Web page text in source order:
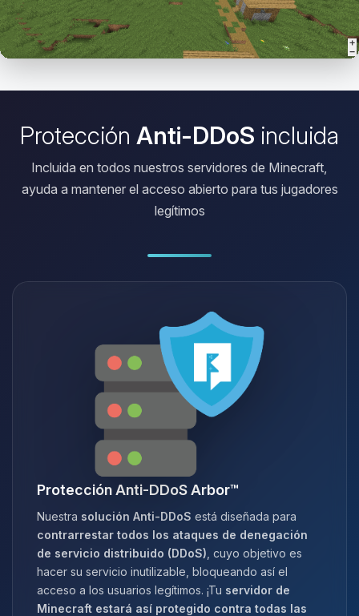
Protección Anti-DDoS incluida
Incluida en todos nuestros servidores de Minecraft,
ayuda a mantener el acceso abierto para tus jugadores
legítimos
Protección Anti-DDoS Arbor™
Nuestra solución Anti-DDoS está diseñada para
contrarrestar todos los ataques de denegación
de servicio distribuido (DDoS) , cuyo objetivo es
hacer su servicio inutilizable, bloqueando así el
acceso a los usuarios legítimos. ¡Tu servidor de
Minecraft estará así protegido contra todas las